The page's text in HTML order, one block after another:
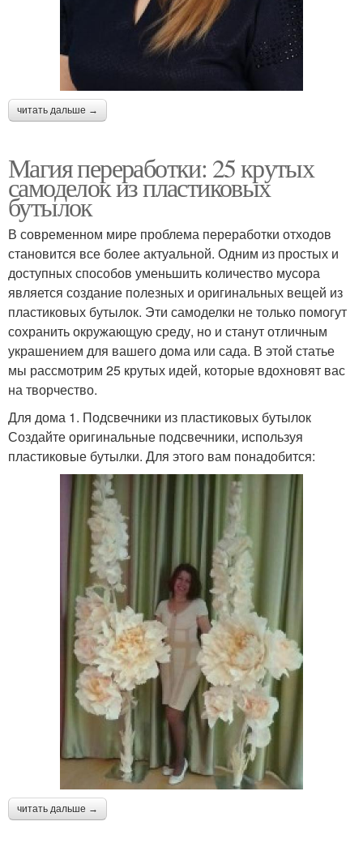
читать дальше →
Магия переработки: 25 крутых
самоделок из пластиковых
бутылок
В современном мире проблема переработки отходов
становится все более актуальной. Одним из простых и
доступных способов уменьшить количество мусора
является создание полезных и оригинальных вещей из
пластиковых бутылок. Эти самоделки не только помогут
сохранить окружающую среду, но и станут отличным
украшением для вашего дома или сада. В этой статье
мы рассмотрим 25 крутых идей, которые вдохновят вас
на творчество.
Для дома 1. Подсвечники из пластиковых бутылок
Создайте оригинальные подсвечники, используя
пластиковые бутылки. Для этого вам понадобится:
читать дальше →